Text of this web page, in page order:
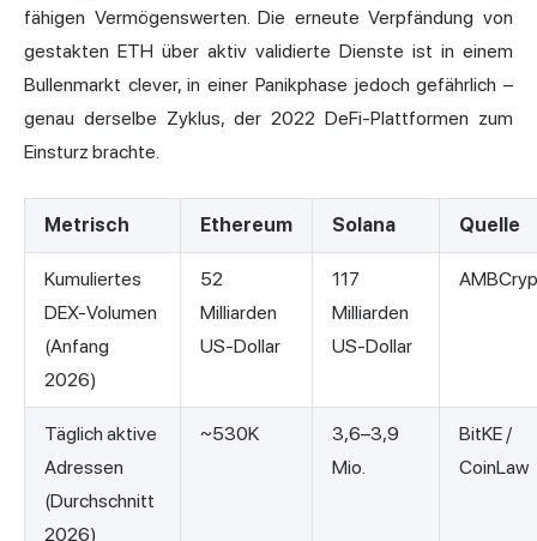
fähigen Vermögenswerten. Die erneute Verpfändung von
gestakten ETH über aktiv validierte Dienste ist in einem
Bullenmarkt clever, in einer Panikphase jedoch gefährlich –
genau derselbe Zyklus, der 2022 DeFi-Plattformen zum
Einsturz brachte.
Metrisch Ethereum Solana Quelle
Kumuliertes
DEX-Volumen
(Anfang
2026)
52
Milliarden
US-Dollar
117
Milliarden
US-Dollar
Täglich aktive
Adressen
(Durchschnitt
2026)
~530K
3,6–3,9
Mio.
BitKE /
CoinLaw